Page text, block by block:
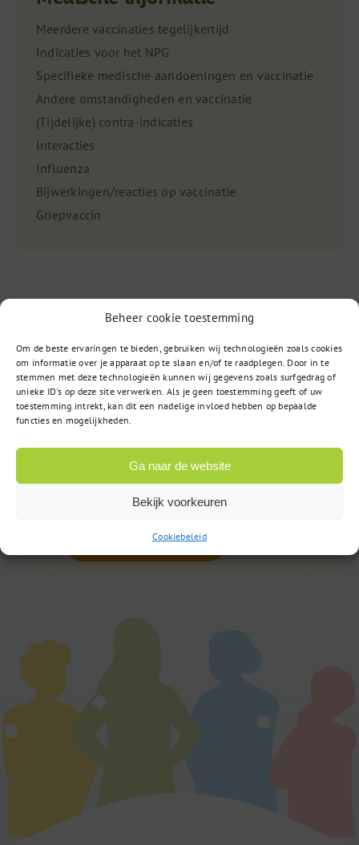
Beheer cookie toestemming
Om de beste ervaringen te bieden, gebruiken wij technologieën zoals cookies
om informatie over je apparaat op te slaan en/of te raadplegen. Door in te
stemmen met deze technologieën kunnen wij gegevens zoals surfgedrag of
unieke ID's op deze site verwerken. Als je geen toestemming geeft of uw
toestemming intrekt, kan dit een nadelige invloed hebben op bepaalde
functies en mogelijkheden.
Ga naar de website
Bekijk voorkeuren
Cookiebeleid
Meerdere vaccinaties tegelijkertijd
Indicaties voor het NPG
Specifieke medische aandoeningen en vaccinatie
Andere omstandigheden en vaccinatie
(Tijdelijke) contra-indicaties
Interacties
Influenza
Bijwerkingen/reacties op vaccinatie
Griepvaccin
Vragen?
Op werkdagen bereikbaar
Stuur een bericht